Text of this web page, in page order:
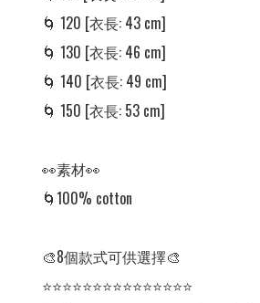
🌀 120 [衣長: 43 cm]
🌀 130 [衣長: 46 cm]
🌀 140 [衣長: 49 cm]
🌀 150 [衣長: 53 cm]
👀素材👀
🌀100% cotton
🎨8個款式可供選擇🎨
⭐⭐⭐⭐⭐⭐⭐⭐⭐⭐⭐⭐⭐⭐⭐